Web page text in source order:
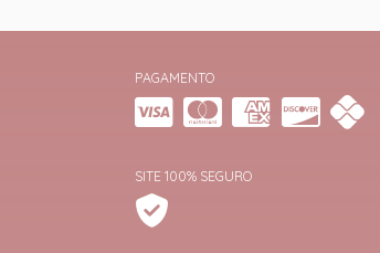
PAGAMENTO
SITE 100% SEGURO